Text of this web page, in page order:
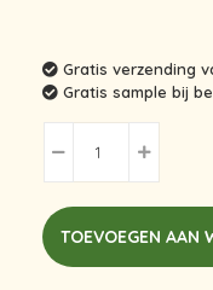
Gratis verzending
Gratis sample bij
TOEVOEGEN AAN